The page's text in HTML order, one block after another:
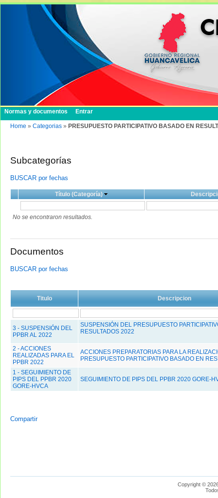
Normas y documentos Entrar
Home » Categorias » PRESUPUESTO PARTICIPATIVO BASADO EN
Subcategorías
BUSCAR por fechas
Título (Categoría)
No se encontraron resultados.
Documentos
BUSCAR por fechas
Titulo Descripcion
3 - SUSPENSIÓN DEL
PPBR AL 2022
SUSPENSIÓN DEL PRESUPUESTO
RESULTADOS 2022
2 - ACCIONES
REALIZADAS PARA EL
PPBR 2022
ACCIONES PREPARATORIAS PARA LA
PRESUPUESTO PARTICIPATIVO BASADO EN
1 - SEGUIMIENTO DE
PIPS DEL PPBR 2020
GORE-HVCA
SEGUIMIENTO DE PIPS DEL PPBR 2020 GORE-
Compartir
Copyright ©